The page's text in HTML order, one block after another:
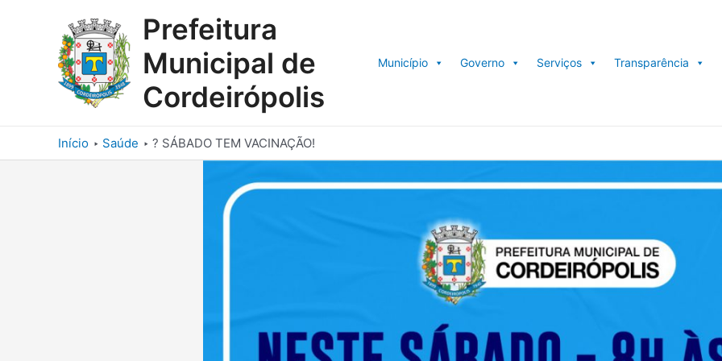
Prefeitura
Municipal de
Cordeirópolis
Município Governo Serviços Transparência
Início Saúde ? SÁBADO TEM VACINAÇÃO!